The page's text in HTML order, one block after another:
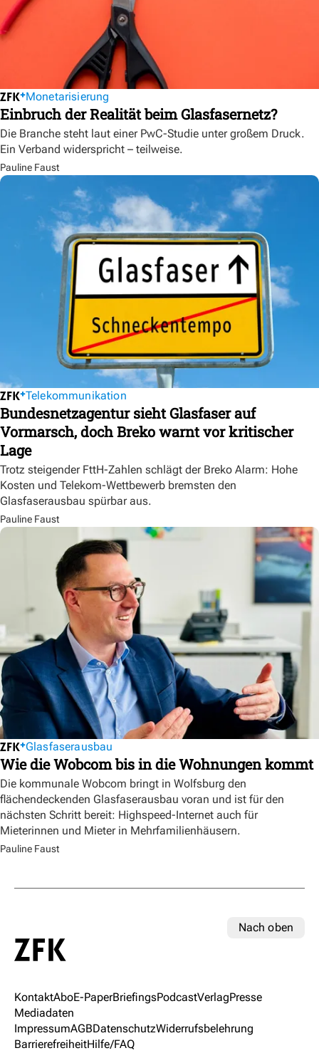
Monetarisierung
Einbruch der Realität beim Glasfasernetz?
Die Branche steht laut einer PwC-Studie unter großem Druck.
Ein Verband widerspricht – teilweise.
Pauline Faust
Telekommunikation
Bundesnetzagentur sieht Glasfaser auf
Vormarsch, doch Breko warnt vor kritischer
Lage
Trotz steigender FttH-Zahlen schlägt der Breko Alarm: Hohe
Kosten und Telekom-Wettbewerb bremsten den
Glasfaserausbau spürbar aus.
Pauline Faust
Glasfaserausbau
Wie die Wobcom bis in die Wohnungen kommt
Die kommunale Wobcom bringt in Wolfsburg den
flächendeckenden Glasfaserausbau voran und ist für den
nächsten Schritt bereit: Highspeed-Internet auch für
Mieterinnen und Mieter in Mehrfamilienhäusern.
Pauline Faust
Nach oben
KontaktAboE-PaperBriefingsPodcastVerlagPresse
Mediadaten
ImpressumAGBDatenschutzWiderrufsbelehrung
BarrierefreiheitHilfe/FAQ